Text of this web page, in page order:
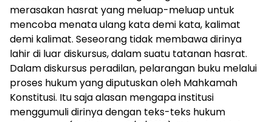
merasakan hasrat yang meluap-meluap untuk
mencoba menata ulang kata demi kata, kalimat
demi kalimat. Seseorang tidak membawa dirinya
lahir di luar diskursus, dalam suatu tatanan hasrat.
Dalam diskursus peradilan, pelarangan buku melalui
proses hukum yang diputuskan oleh Mahkamah
Konstitusi. Itu saja alasan mengapa institusi
menggumuli dirinya dengan teks-teks hukum